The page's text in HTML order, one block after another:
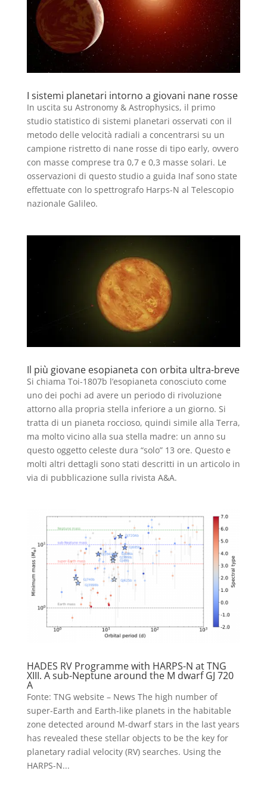
I sistemi planetari intorno a giovani nane rosse
In uscita su Astronomy & Astrophysics, il primo
studio statistico di sistemi planetari osservati con il
metodo delle velocità radiali a concentrarsi su un
campione ristretto di nane rosse di tipo early, ovvero
con masse comprese tra 0,7 e 0,3 masse solari. Le
osservazioni di questo studio a guida Inaf sono state
effettuate con lo spettrografo Harps-N al Telescopio
nazionale Galileo.
Il più giovane esopianeta con orbita ultra-breve
Si chiama Toi-1807b l’esopianeta conosciuto come
uno dei pochi ad avere un periodo di rivoluzione
attorno alla propria stella inferiore a un giorno. Si
tratta di un pianeta roccioso, quindi simile alla Terra,
ma molto vicino alla sua stella madre: un anno su
questo oggetto celeste dura “solo” 13 ore. Questo e
molti altri dettagli sono stati descritti in un articolo in
via di pubblicazione sulla rivista A&A.
HADES RV Programme with HARPS-N at TNG
XIII. A sub-Neptune around the M dwarf GJ 720
A
Fonte: TNG website – News The high number of
super-Earth and Earth-like planets in the habitable
zone detected around M-dwarf stars in the last years
has revealed these stellar objects to be the key for
planetary radial velocity (RV) searches. Using the
HARPS-N...